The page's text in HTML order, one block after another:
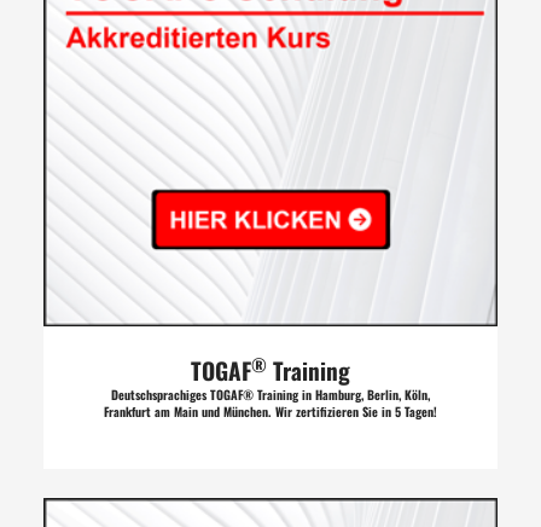
TOGAF® Training
Deutschsprachiges TOGAF® Training in Hamburg, Berlin, Köln,
Frankfurt am Main und München. Wir zertifizieren Sie in 5 Tagen!